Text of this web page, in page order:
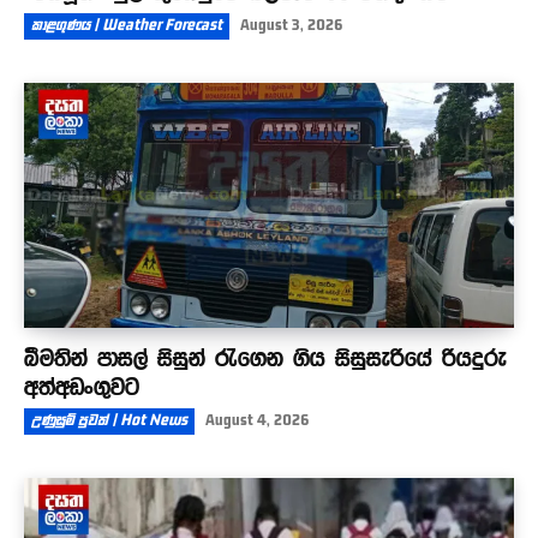
කාළගුණය | Weather Forecast August 3, 2026
බීමතින් පාසල් සිසුන් රැගෙන ගිය සිසුසැරියේ රියදුරු
අත්අඩංගුවට
උණුසුම් පුවත් | Hot News August 4, 2026